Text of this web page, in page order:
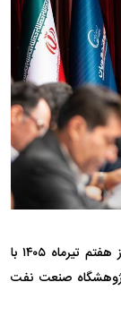
مجمع عمومی عادی سالیانه این شرکت، روز هفتم تیرماه ۱۴۰۵ با
در پژوهشگاه صنعت نفت